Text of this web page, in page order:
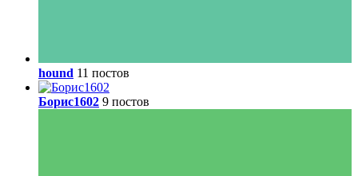
hound 11 постов
Борис1602 9 постов